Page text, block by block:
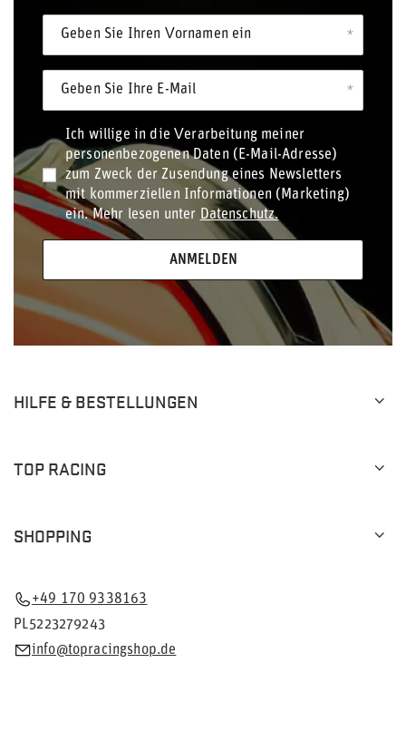
Geben Sie Ihren Vornamen ein
Geben Sie Ihre E-Mail
Ich willige in die Verarbeitung meiner
personenbezogenen Daten (E-Mail-Adresse)
zum Zweck der Zusendung eines Newsletters
mit kommerziellen Informationen (Marketing)
ein. Mehr lesen unter Datenschutz.
ANMELDEN
HILFE & BESTELLUNGEN
TOP RACING
SHOPPING
+49 170 9338163
PL5223279243
info@topracingshop.de